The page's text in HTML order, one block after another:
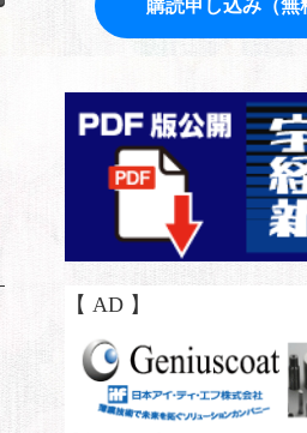
【 AD 】